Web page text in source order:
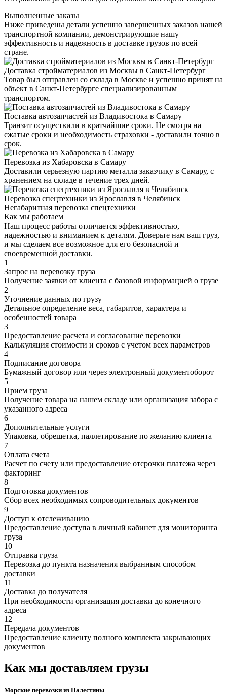
Выполненные заказы
Ниже приведены детали успешно завершенных заказов нашей
транспортной компании, демонстрирующие нашу
эффективность и надежность в доставке грузов по всей
стране.
Доставка стройматериалов из Москвы в Санкт-Петербург
Товар был отправлен со склада в Москве и успешно принят на
объект в Санкт-Петербурге специализированным
транспортом.
Поставка автозапчастей из Владивостока в Самару
Транзит осуществили в кратчайшие сроки. Не смотря на
сжатые сроки и необходимость страховки - доставили точно в
срок.
Перевозка из Хабаровска в Самару
Доставили серьезную партию металла заказчику в Самару, с
хранением на складе в течение трех дней.
Перевозка спецтехники из Ярославля в Челябинск
Негабаритная перевозка спецтехники
Как мы работаем
Наш процесс работы отличается эффективностью,
надежностью и вниманием к деталям. Доверьте нам ваш груз,
и мы сделаем все возможное для его безопасной и
своевременной доставки.
1
Запрос на перевозку груза
Получение заявки от клиента с базовой информацией о грузе
2
Уточнение данных по грузу
Детальное определение веса, габаритов, характера и
особенностей товара
3
Предоставление расчета и согласование перевозки
Калькуляция стоимости и сроков с учетом всех параметров
4
Подписание договора
Бумажный договор или через электронный документоборот
5
Прием груза
Получение товара на нашем складе или организация забора с
указанного адреса
6
Дополнительные услуги
Упаковка, обрешетка, паллетирование по желанию клиента
7
Оплата счета
Расчет по счету или предоставление отсрочки платежа через
факторинг
8
Подготовка документов
Сбор всех необходимых сопроводительных документов
9
Доступ к отслеживанию
Предоставление доступа в личный кабинет для мониторинга
груза
10
Отправка груза
Перевозка до пункта назначения выбранным способом
доставки
11
Доставка до получателя
При необходимости организация доставки до конечного
адреса
12
Передача документов
Предоставление клиенту полного комплекта закрывающих
документов
Как мы доставляем грузы
Морские перевозки из Палестины